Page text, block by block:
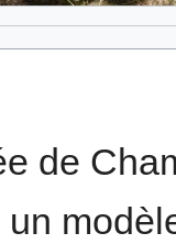
de
un